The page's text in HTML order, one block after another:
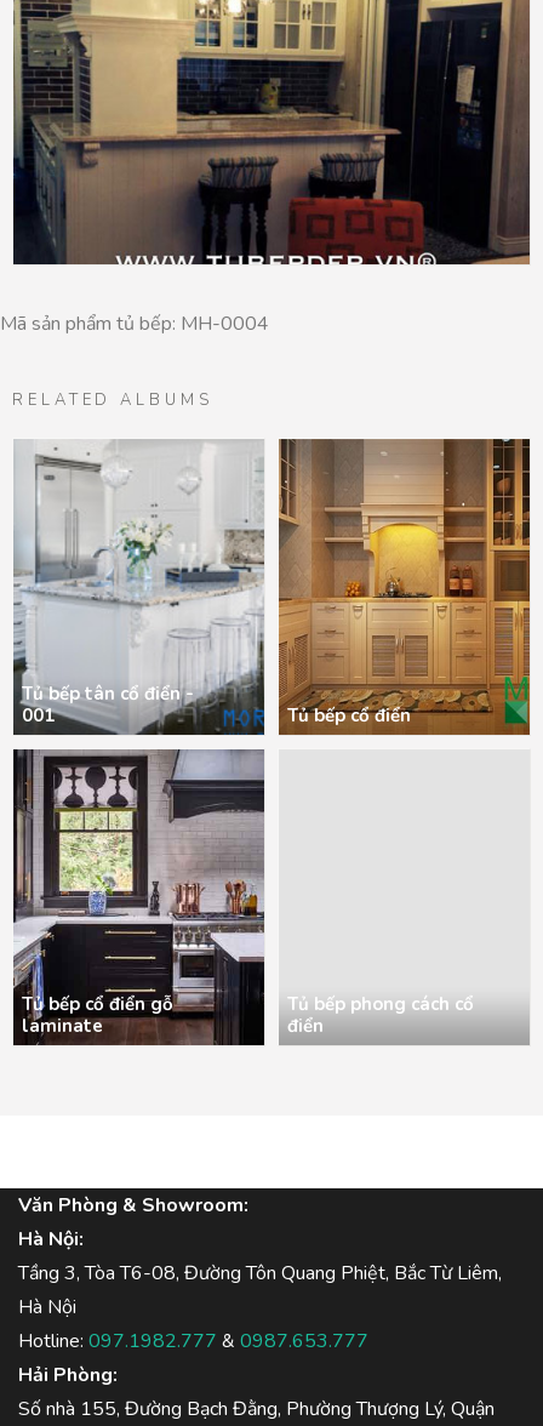
Mã sản phẩm tủ bếp: MH-0004
RELATED ALBUMS
Tủ bếp tân cổ điển -
001
Tủ bếp cổ điển
Tủ bếp cổ điển gỗ
laminate
Tủ bếp phong cách cổ
điển
Văn Phòng & Showroom:
Hà Nội:
Tầng 3, Tòa T6-08, Đường Tôn Quang Phiệt, Bắc Từ Liêm,
Hà Nội
Hotline: 097.1982.777 & 0987.653.777
Hải Phòng:
Số nhà 155, Đường Bạch Đằng, Phường Thượng Lý, Quận